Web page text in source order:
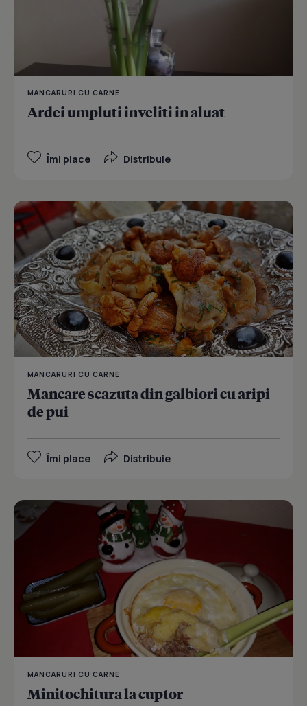
MANCARURI CU CARNE
Ardei umpluti inveliti in aluat
Îmi place Distribuie
MANCARURI CU CARNE
Mancare scazuta din galbiori cu aripi
de pui
Îmi place Distribuie
MANCARURI CU CARNE
Minitochitura la cuptor